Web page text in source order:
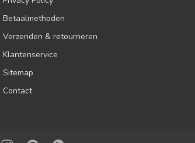
Betaalmethoden
Verzenden & retourneren
Klantenservice
Sitemap
Contact